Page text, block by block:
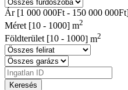
Ár [1 000 000Ft - 150 000 000Ft
Méret [10 - 1000] m2
Földterület [10 - 1000] m2
Keresés